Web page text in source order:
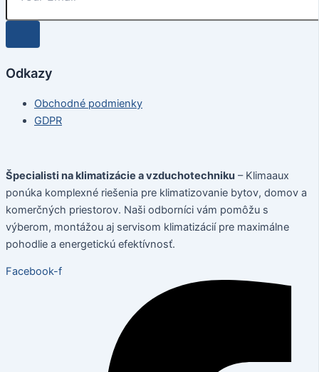
Odkazy
Obchodné podmienky
GDPR
Špecialisti na klimatizácie a vzduchotechniku – Klimaaux
ponúka komplexné riešenia pre klimatizovanie bytov, domov a
komerčných priestorov. Naši odborníci vám pomôžu s
výberom, montážou aj servisom klimatizácií pre maximálne
pohodlie a energetickú efektívnosť.
Facebook-f